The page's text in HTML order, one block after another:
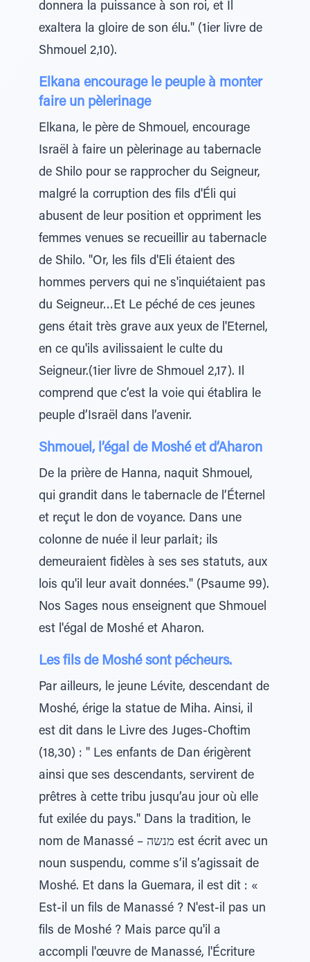
donnera la puissance à son roi, et Il
exaltera la gloire de son élu." (1ier livre de
Shmouel 2,10).
Elkana encourage le peuple à monter
faire un pèlerinage
Elkana, le père de Shmouel, encourage
Israël à faire un pèlerinage au tabernacle
de Shilo pour se rapprocher du Seigneur,
malgré la corruption des fils d'Éli qui
abusent de leur position et oppriment les
femmes venues se recueillir au tabernacle
de Shilo. "Or, les fils d'Eli étaient des
hommes pervers qui ne s'inquiétaient pas
du Seigneur…Et Le péché de ces jeunes
gens était très grave aux yeux de l'Eternel,
en ce qu'ils avilissaient le culte du
Seigneur.(1ier livre de Shmouel 2,17). Il
comprend que c’est la voie qui établira le
peuple d’Israël dans l’avenir.
Shmouel, l’égal de Moshé et d’Aharon
De la prière de Hanna, naquit Shmouel,
qui grandit dans le tabernacle de l’Éternel
et reçut le don de voyance. Dans une
colonne de nuée il leur parlait; ils
demeuraient fidèles à ses ses statuts, aux
lois qu'il leur avait données." (Psaume 99).
Nos Sages nous enseignent que Shmouel
est l'égal de Moshé et Aharon.
Les fils de Moshé sont pécheurs.
Par ailleurs, le jeune Lévite, descendant de
Moshé, érige la statue de Miha. Ainsi, il
est dit dans le Livre des Juges-Choftim
(18,30) : " Les enfants de Dan érigèrent
ainsi que ses descendants, servirent de
prêtres à cette tribu jusqu’au jour où elle
fut exilée du pays." Dans la tradition, le
nom de Manassé – מנשה est écrit avec un
noun suspendu, comme s’il s’agissait de
Moshé. Et dans la Guemara, il est dit : «
Est-il un fils de Manassé ? N'est-il pas un
fils de Moshé ? Mais parce qu'il a
accompli l'œuvre de Manassé, l'Écriture